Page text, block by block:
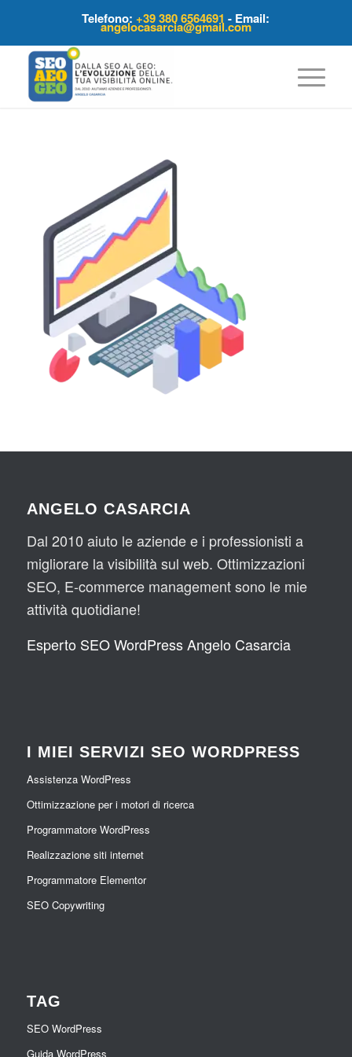
Telefono:+39 380 6564691 - Email:
angelocasarcia@gmail.com
ANGELO CASARCIA
Dal 2010 aiuto le aziende e i professionisti a
migliorare la visibilità sul web. Ottimizzazioni
SEO, E-commerce management sono le mie
attività quotidiane!
Esperto SEO WordPress Angelo Casarcia
I MIEI SERVIZI SEO WORDPRESS
Assistenza WordPress
Ottimizzazione per i motori di ricerca
Programmatore WordPress
Realizzazione siti internet
Programmatore Elementor
SEO Copywriting
TAG
SEO WordPress
Guida WordPress